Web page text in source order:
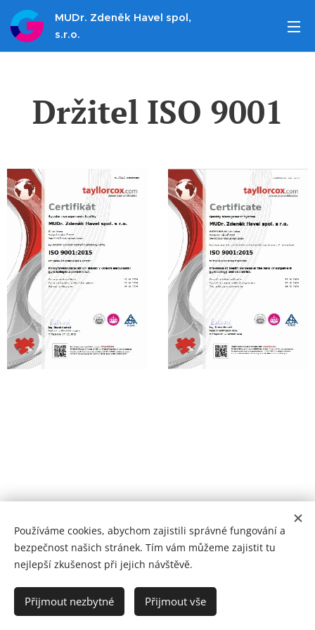
MUDr. Zdeněk Havel spol,
s.r.o.
Držitel ISO 9001
© 2025 MUDr. Zdeněk Havel spol. s.r.o.
Vytvořeno službou Webnode
Používáme cookies, abychom zajistili správné fungování a
bezpečnost našich stránek. Tím vám můžeme zajistit tu
nejlepší zkušenost při jejich návštěvě.
Přijmout nezbytné Přijmout vše